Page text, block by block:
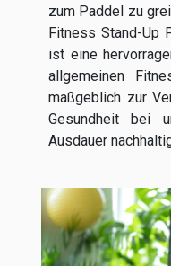
zum Paddel zu
Fitness Stand-Up
ist eine
allgemeinen
maßgeblich zur
Gesundheit bei
Ausdauer